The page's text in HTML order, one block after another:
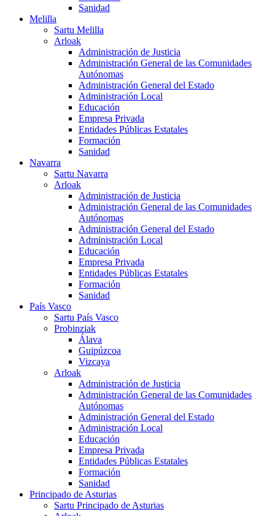
Sanidad
Melilla
Sartu Melilla
Arloak
Administración de Justicia
Administración General de las Comunidades
Autónomas
Administración General del Estado
Administración Local
Educación
Empresa Privada
Entidades Públicas Estatales
Formación
Sanidad
Navarra
Sartu Navarra
Arloak
Administración de Justicia
Administración General de las Comunidades
Autónomas
Administración General del Estado
Administración Local
Educación
Empresa Privada
Entidades Públicas Estatales
Formación
Sanidad
País Vasco
Sartu País Vasco
Probinziak
Álava
Guipúzcoa
Vizcaya
Arloak
Administración de Justicia
Administración General de las Comunidades
Autónomas
Administración General del Estado
Administración Local
Educación
Empresa Privada
Entidades Públicas Estatales
Formación
Sanidad
Principado de Asturias
Sartu Principado de Asturias